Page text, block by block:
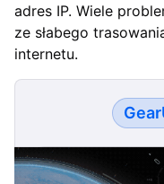
adres IP. Wiele
ze słabego
internetu.